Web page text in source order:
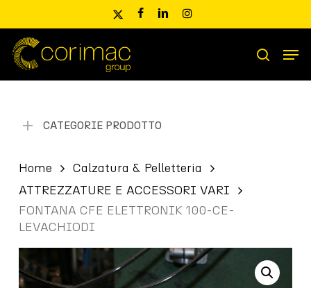
main
content
x-
facebooklinkedininstagram
Ricerca
prodotti
search
CATEGORIE PRODOTTO
Home
Calzatura & Pelletteria
ATTREZZATURE E ACCESSORI VARI
FONTANA CFE ELETTRONIK 100-CE-
LEVACHIODI